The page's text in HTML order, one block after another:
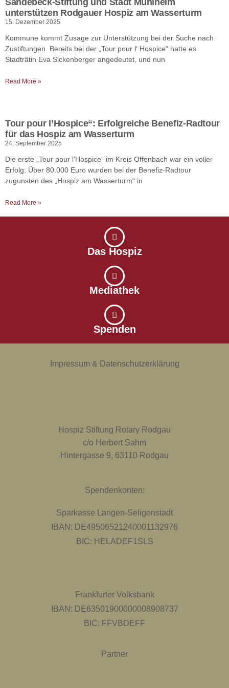
Sandebeck-Stiftung und Stadt Mühlheim
unterstützen Rodgauer Hospiz am Wasserturm
15. Dezember 2025
Kommune kommt Zusage zur Unterstützung bei der Suche nach
Zustiftungen Bereits bei der „Tour pour l‘ Hospice“ hatte es
Stadträtin Eva Sickenberger angedeutet, und nun
Read More »
Tour pour l’Hospice“: Erfolgreiche Benefiz-Radtour
für das Hospiz am Wasserturm
24. September 2025
Die erste „Tour pour l’Hospice“ im Kreis Offenbach war ein voller
Erfolg: Über 80.000 Euro wurden bei der Benefiz-Radtour
zugunsten des „Hospiz am Wasserturm“ in
Read More »
Das Hospiz
Mediathek
Spenden
Impressum & Datenschutzerklärung
Hospiz Stiftung Rotary Rodgau
c/o Herbert Sahm
Hintergasse 9, 63110 Rodgau
Spendenkonten:
Sparkasse Langen-Seligenstadt
IBAN: DE49506521240001132976
BIC: HELADEF1SLS
Frankfurter Volksbank
IBAN: DE63501900000008908737
BIC: FFVBDEFF
Partner